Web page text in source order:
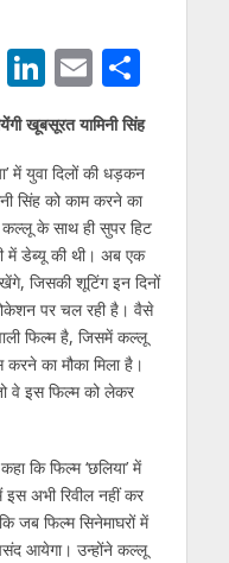
Li
n
k
e
dI
n
E
m
ai
l
S
h
ar
e
खूबसूरत यामिनी सिंह
में युवा दिलों की धड़कन
सिंह को काम करने का
कल्‍लू के साथ ही सुपर हिट
में डेब्‍यू की थी। अब एक
जिसकी शूटिंग इन दिनों
पर चल रही है। वैसे
फिल्‍म है, जिसमें कल्‍लू
करने का मौका मिला है।
वे इस फिल्‍म को लेकर
कि फिल्‍म ‘छलिया’ में
इस अभी रिवील नहीं कर
जब फिल्‍म सिनेमाघरों में
आयेगा। उन्‍होंने कल्‍लू